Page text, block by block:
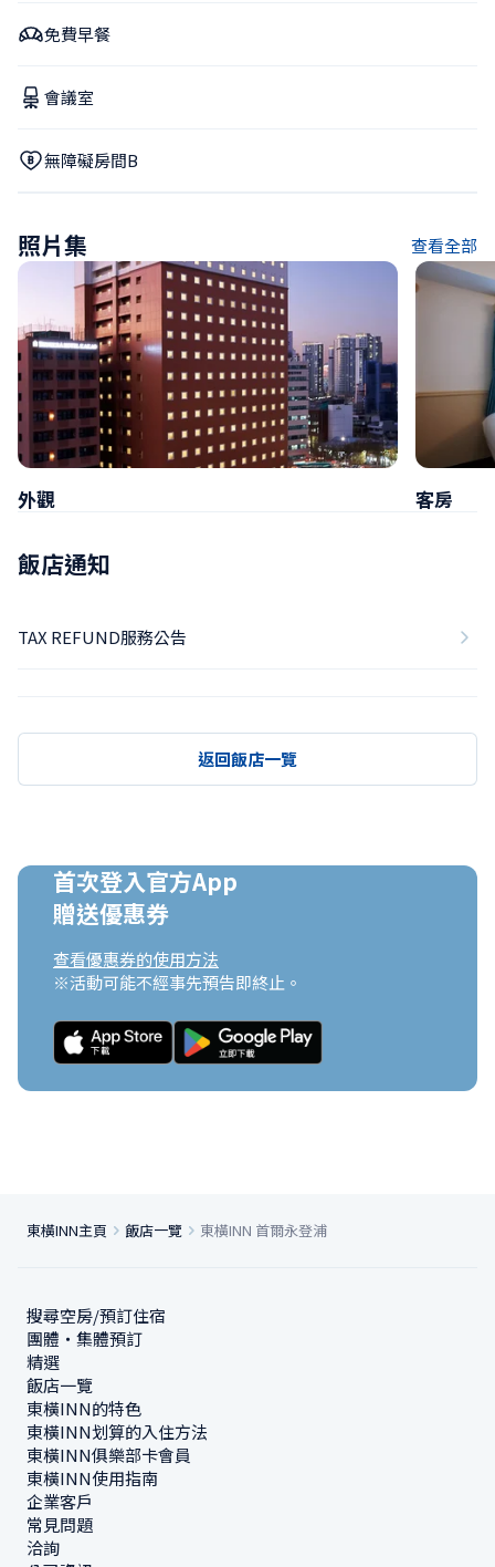
免費早餐
會議室
無障礙房間B
照片集 查看全部
外觀 客房
飯店通知
TAX REFUND服務公告
返回飯店一覽
首次登入官方App
贈送優惠券
查看優惠券的使用方法
※活動可能不經事先預告即終止。
東橫INN主頁 飯店一覽 東橫INN 首爾永登浦
搜尋空房/預訂住宿
團體・集體預訂
精選
飯店一覽
東橫INN的特色
東橫INN划算的入住方法
東橫INN俱樂部卡會員
東橫INN使用指南
企業客戶
常見問題
洽詢